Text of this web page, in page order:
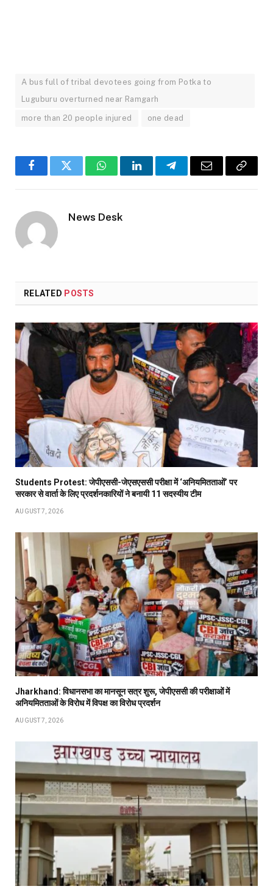
A bus full of tribal devotees going from Potka to
Luguburu overturned near Ramgarh
more than 20 people injured one dead
FacebookTwitter WhatsAppLinkedInTelegramEmail
Copy
News Desk
RELATED POSTS
Students Protest: जेपीएससी-जेएसएससी परीक्षा में ‘अनियमितताओं’ पर
सरकार से वार्ता के लिए प्रदर्शनकारियों ने बनायी 11 सदस्यीय टीम
AUGUST 7, 2026
Jharkhand: विधानसभा का मानसून सत्र शुरू, जेपीएससी की परीक्षाओं में
अनियमितताओं के विरोध में विपक्ष का विरोध प्रदर्शन
AUGUST 7, 2026